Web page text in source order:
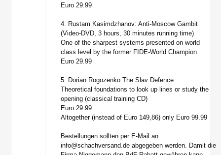
Euro 29.99
4. Rustam Kasimdzhanov: Anti-Moscow Gambit
(Video-DVD, 3 hours, 30 minutes running time)
One of the sharpest systems presented on world
class level by the former FIDE-World Champion
Euro 29.99
5. Dorian Rogozenko The Slav Defence
Theoretical foundations to look up lines or study the
opening (classical training CD)
Euro 29.99
Altogether (instead of Euro 149,86) only Euro 99.99
Bestellungen sollten per E-Mail an
info@schachversand.de abgegeben werden. Damit die